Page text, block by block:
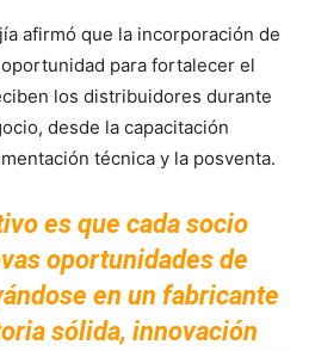
afirmó que la incorporación de
para fortalecer el
los distribuidores durante
desde la capacitación
técnica y la posventa.
es que cada socio
oportunidades de
en un fabricante
sólida, innovación